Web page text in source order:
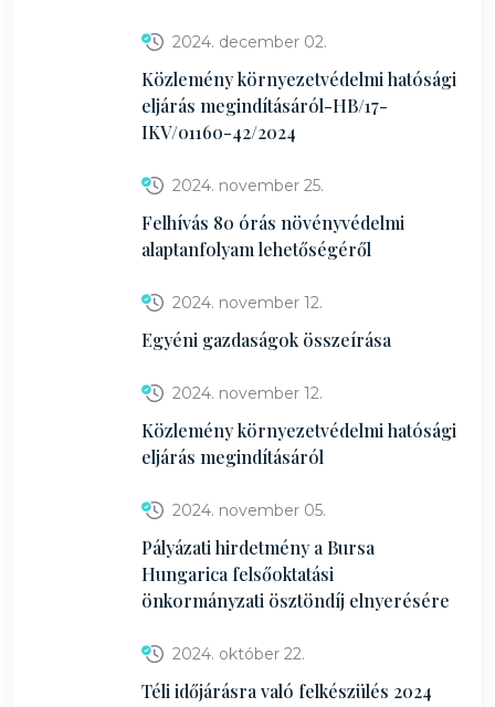
2024. december 02.
Közlemény környezetvédelmi hatósági
eljárás megindításáról-HB/17-
IKV/01160-42/2024
2024. november 25.
Felhívás 80 órás növényvédelmi
alaptanfolyam lehetőségéről
2024. november 12.
Egyéni gazdaságok összeírása
2024. november 12.
Közlemény környezetvédelmi hatósági
eljárás megindításáról
2024. november 05.
Pályázati hirdetmény a Bursa
Hungarica felsőoktatási
önkormányzati ösztöndíj elnyerésére
2024. október 22.
Téli időjárásra való felkészülés 2024